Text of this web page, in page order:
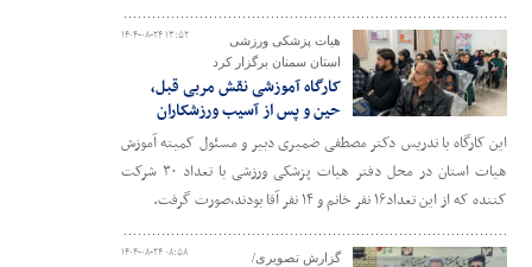
۱۴۰۴-۰۸-۲۴ ۱۳:۵۲
هیات پزشکی ورزشی
استان سمنان برگزار کرد
کارگاه آموزشی نقش مربی قبل،
حین و پس از آسیب ورزشکاران
این کارگاه با تدریس دکتر مصطفی ضمیری دبیر و مسئول کمیته آموزش
هیات استان در محل دفتر هیات پزشکی ورزشی با تعداد ۳۰ شرکت
کننده که از این تعداد۱۶ نفر خانم و ۱۴ نفر آقا بودند،صورت گرفت.
۱۴۰۴-۰۸-۲۴ ۰۸:۵۸ گزارش تصویری/